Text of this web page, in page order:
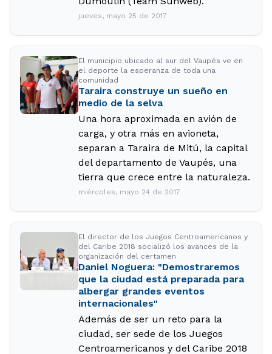
jueves, mayo 25 de 2017
El municipio ubicado al sur del Vaupés ve en
el deporte la esperanza de toda una
comunidad
Taraira construye un sueño en
medio de la selva
Una hora aproximada en avión de
carga, y otra más en avioneta,
separan a Taraira de Mitú, la capital
del departamento de Vaupés, una
tierra que crece entre la naturaleza.
miércoles, mayo 24 de 2017
El director de los Juegos Centroamericanos y
del Caribe 2018 socializó los avances de la
organización del certamen
Daniel Noguera: "Demostraremos
que la ciudad está preparada para
albergar grandes eventos
internacionales"
Además de ser un reto para la
ciudad, ser sede de los Juegos
Centroamericanos y del Caribe 2018